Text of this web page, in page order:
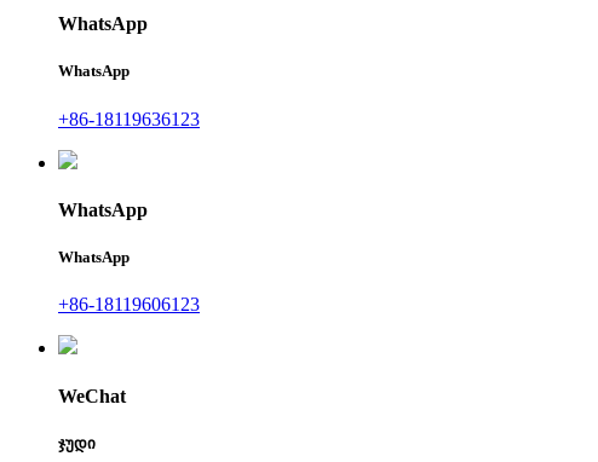
WhatsApp
WhatsApp
+86-18119636123
WhatsApp
WhatsApp
+86-18119606123
WeChat
ჯუდი